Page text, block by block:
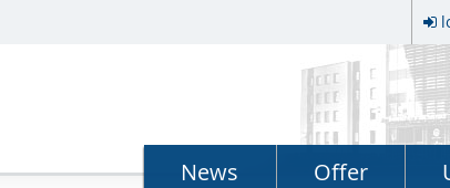
News Offer